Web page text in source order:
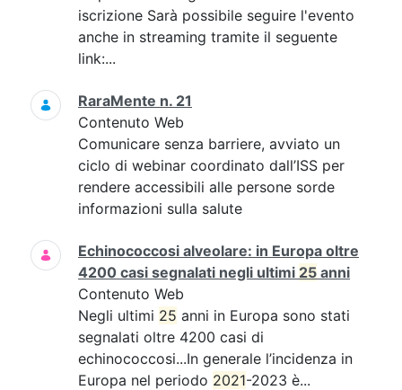
iscrizione Sarà possibile seguire l'evento
anche in streaming tramite il seguente
link:...
RaraMente n. 21
Contenuto Web
Comunicare senza barriere, avviato un
ciclo di webinar coordinato dall’ISS per
rendere accessibili alle persone sorde
informazioni sulla salute
Echinococcosi alveolare: in Europa oltre
4200 casi segnalati negli ultimi 25 anni
Contenuto Web
Negli ultimi 25 anni in Europa sono stati
segnalati oltre 4200 casi di
echinococcosi...In generale l’incidenza in
Europa nel periodo 2021-2023 è...